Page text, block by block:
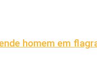
homem em